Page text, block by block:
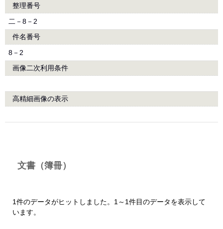
整理番号
二－8－2
件名番号
8－2
画像二次利用条件
高精細画像の表示
文書（簿冊）
1件のデータがヒットしました。1～1件目のデータを表示して
います。